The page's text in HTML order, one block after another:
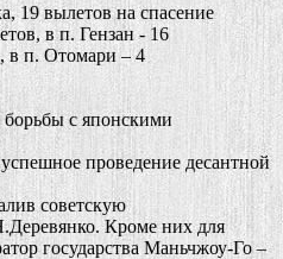
19 вылетов на спасение
в п. Гензан - 16
в п. Отомари – 4
с японскими
проведение десантной
советскую
Кроме них для
государства Маньчжоу-Го –